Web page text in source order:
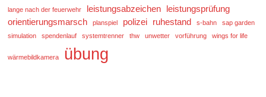
lange nach der feuerwehr leistungsabzeichen leistungsprüfung
orientierungsmarsch
planspiel polizei ruhestand s-bahn
sap garden
simulation
spendenlauf systemtrenner thw unwetter vorführung wings for life
wärmebildkamera übung